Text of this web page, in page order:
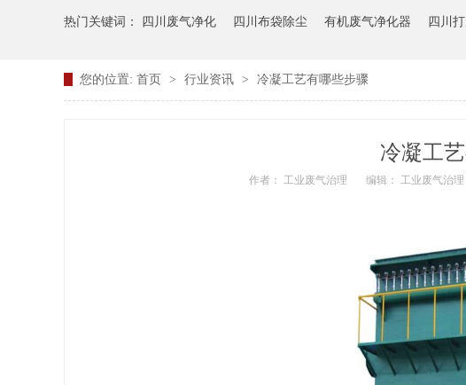
热门关键词： 四川废气净化 四川布袋除尘 有机废气净化器 四川
您的位置: 首页 > 行业资讯 > 冷凝工艺有哪些步骤
冷凝工
作者： 工业废气治理 编辑： 工业废气治理